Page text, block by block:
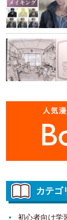
カテゴ
初心者向け学